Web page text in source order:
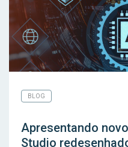
BLOG
Apresentando
Studio